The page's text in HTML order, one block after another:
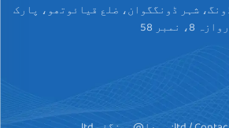
شہر ڈونگگوان، ضلع قیائوتھو، پارک
58